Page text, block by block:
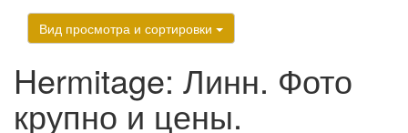
Вид просмотра и сортировки
Hermitage: Линн. Фото
крупно и цены.